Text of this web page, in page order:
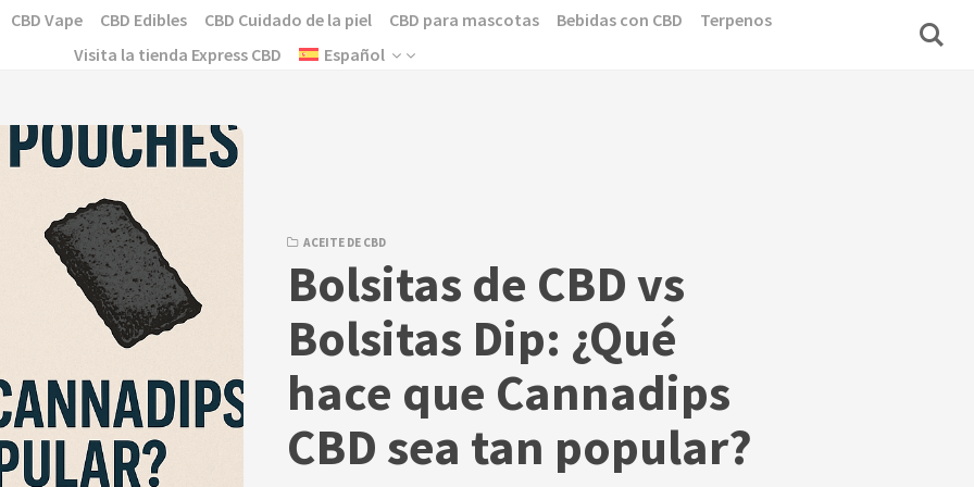
CBD Vape CBD Edibles CBD Cuidado de la piel CBD para mascotas Bebidas con CBD
Terpenos
Visita la tienda Express CBD
Español
ACEITE DE CBD
Bolsitas de CBD vs
Bolsitas Dip: ¿Qué
hace que Cannadips
CBD sea tan popular?